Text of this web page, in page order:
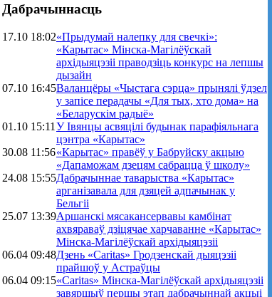
Дабрачыннасць
17.10 18:02«Прыдумай налепку для свечкі»:
«Карытас» Мінска-Магілёўскай
архідыяцэзіі праводзіць конкурс на лепшы
дызайн
07.10 16:45Валанцёры «Чыстага сэрца» прынялі ўдзел
у запісе перадачы «Для тых, хто дома» на
«Беларускім радыё»
01.10 15:11 У Івянцы асвяцілі будынак парафіяльнага
цэнтра «Карытас»
30.08 11:56«Карытас» правёў у Бабруйску акцыю
«Дапаможам дзецям сабрацца ў школу»
24.08 15:55Дабрачыннае таварыства «Карытас»
арганізавала для дзяцей адпачынак у
Бельгіі
25.07 13:39Аршанскі мясакансервавы камбінат
ахвяраваў дзіцячае харчаванне «Карытас»
Мінска-Магілёўскай архідыяцэзіі
06.04 09:48Дзень «Caritas» Гродзенскай дыяцэзіі
прайшоў у Астраўцы
06.04 09:15«Caritas» Мінска-Магілёўскай архідыяцэзіі
завяршыў першы этап дабрачыннай акцыі